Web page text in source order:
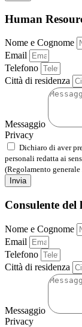
Human
Nome e Cognome
Email
Telefono
Città di residenza
Messaggio
Privacy
Dichiaro di aver
personali redatta ai
(Regolamento
Invia
Consulente del
Nome e Cognome
Email
Telefono
Città di residenza
Messaggio
Privacy